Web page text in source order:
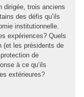
dirigée, trois anciens
des défis qu’ils
institutionnelle.
expériences? Quels
(et les présidents de
de
à ce qu’ils
extérieures?